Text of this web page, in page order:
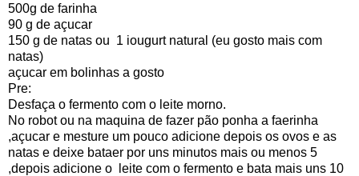
500g de farinha
90 g de açucar
150 g de natas ou 1 iougurt natural (eu gosto mais com
natas)
açucar em bolinhas a gosto
Pre:
Desfaça o fermento com o leite morno.
No robot ou na maquina de fazer pão ponha a faerinha
,açucar e mesture um pouco adicione depois os ovos e as
natas e deixe bataer por uns minutos mais ou menos 5
,depois adicione o leite com o fermento e bata mais uns 10